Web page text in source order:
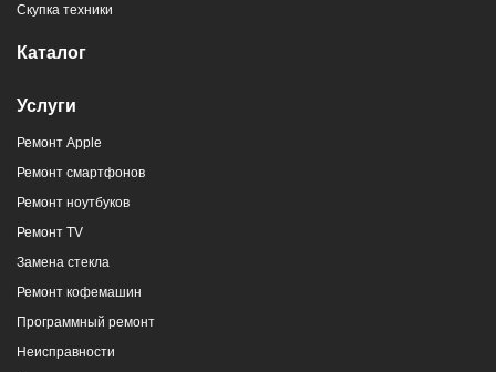
Скупка техники
Каталог
Услуги
Ремонт Apple
Ремонт смартфонов
Ремонт ноутбуков
Ремонт TV
Замена стекла
Ремонт кофемашин
Программный ремонт
Неисправности